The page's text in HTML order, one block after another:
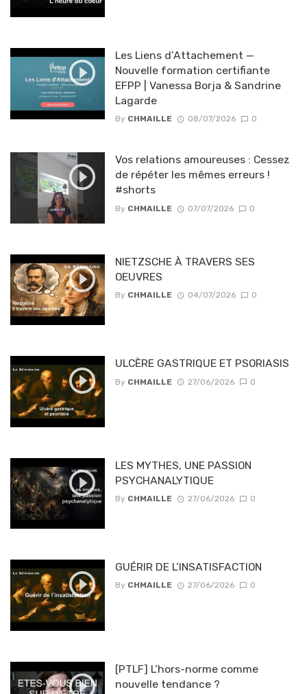
Les Liens d’Attachement —
Nouvelle formation certifiante
EFPP | Vanessa Borja & Sandrine
Lagarde
By CHMAILLE 08/07/2026 0
Vos relations amoureuses : Cessez
de répéter les mêmes erreurs !
#shorts
By CHMAILLE 07/07/2026 0
NIETZSCHE À TRAVERS SES
OEUVRES
By CHMAILLE 04/07/2026 0
ULCÈRE GASTRIQUE ET PSORIASIS
By CHMAILLE 27/06/2026 0
LES MYTHES, UNE PASSION
PSYCHANALYTIQUE
By CHMAILLE 27/06/2026 0
GUÉRIR DE L’INSATISFACTION
By CHMAILLE 27/06/2026 0
[PTLF] L’hors-norme comme
nouvelle tendance ?